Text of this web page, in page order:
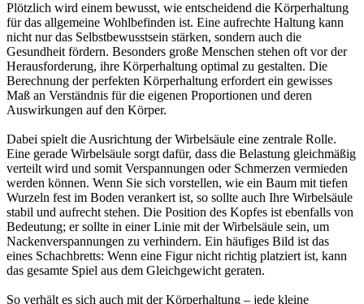
Plötzlich wird einem bewusst, wie entscheidend die Körperhaltung
für das allgemeine Wohlbefinden ist. Eine aufrechte Haltung kann
nicht nur das Selbstbewusstsein stärken, sondern auch die
Gesundheit fördern. Besonders große Menschen stehen oft vor der
Herausforderung, ihre Körperhaltung optimal zu gestalten. Die
Berechnung der perfekten Körperhaltung erfordert ein gewisses
Maß an Verständnis für die eigenen Proportionen und deren
Auswirkungen auf den Körper.
Dabei spielt die Ausrichtung der Wirbelsäule eine zentrale Rolle.
Eine gerade Wirbelsäule sorgt dafür, dass die Belastung gleichmäßig
verteilt wird und somit Verspannungen oder Schmerzen vermieden
werden können. Wenn Sie sich vorstellen, wie ein Baum mit tiefen
Wurzeln fest im Boden verankert ist, so sollte auch Ihre Wirbelsäule
stabil und aufrecht stehen. Die Position des Kopfes ist ebenfalls von
Bedeutung; er sollte in einer Linie mit der Wirbelsäule sein, um
Nackenverspannungen zu verhindern. Ein häufiges Bild ist das
eines Schachbretts: Wenn eine Figur nicht richtig platziert ist, kann
das gesamte Spiel aus dem Gleichgewicht geraten.
So verhält es sich auch mit der Körperhaltung – jede kleine